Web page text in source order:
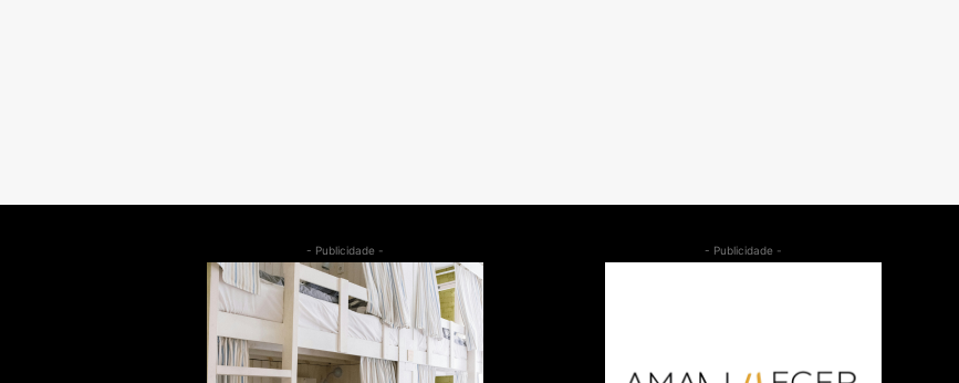
- Publicidade - - Publicidade -